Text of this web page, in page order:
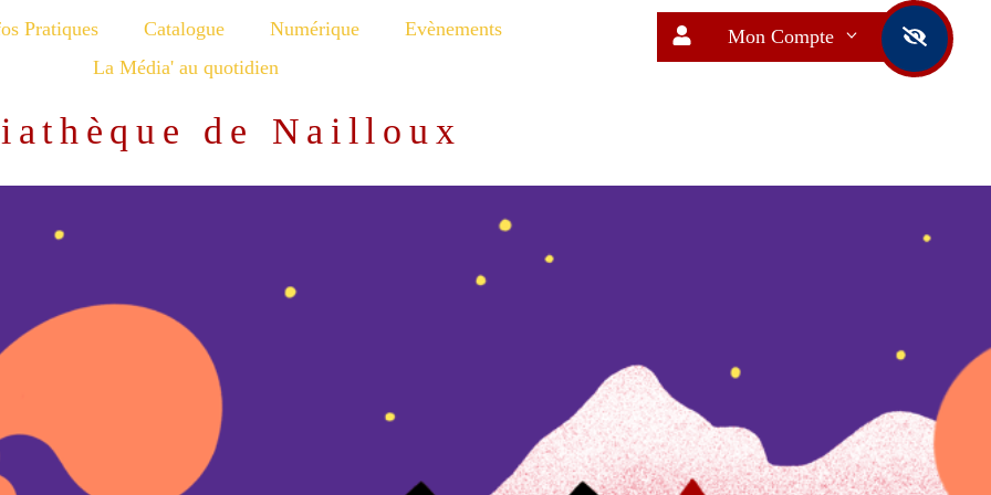
Pratiques Catalogue Numérique
Evènements
La Média' au quotidien
de Nailloux
Mon Compte